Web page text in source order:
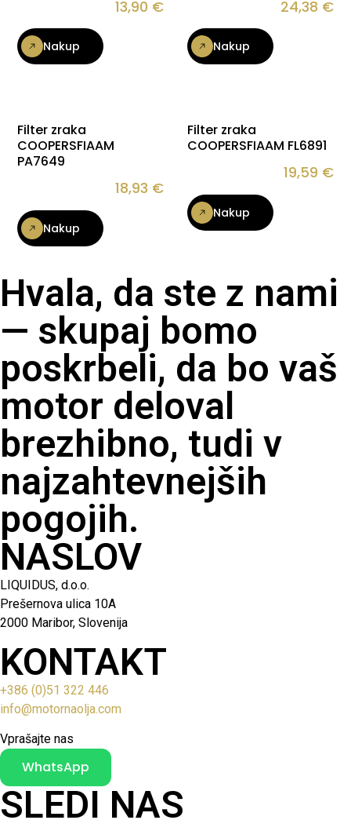
13,90 €
Nakup
24,38 €
Nakup
Filter zraka
COOPERSFIAAM
PA7649
18,93 €
Nakup
Filter zraka
COOPERSFIAAM FL6891
19,59 €
Nakup
Hvala, da ste z nami
— skupaj bomo
poskrbeli, da bo vaš
motor deloval
brezhibno, tudi v
najzahtevnejših
pogojih.
NASLOV
LIQUIDUS, d.o.o.
Prešernova ulica 10A
2000 Maribor, Slovenija
KONTAKT
+386 (0)51 322 446
info@motornaolja.com
Vprašajte nas
WhatsApp
SLEDI NAS